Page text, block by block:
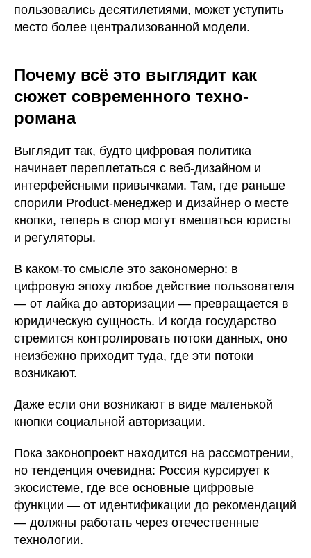
пользовались десятилетиями, может уступить
место более централизованной модели.
Почему всё это выглядит как
сюжет современного техно-
романа
Выглядит так, будто цифровая политика
начинает переплетаться с веб-дизайном и
интерфейсными привычками. Там, где раньше
спорили Product-менеджер и дизайнер о месте
кнопки, теперь в спор могут вмешаться юристы
и регуляторы.
В каком-то смысле это закономерно: в
цифровую эпоху любое действие пользователя
— от лайка до авторизации — превращается в
юридическую сущность. И когда государство
стремится контролировать потоки данных, оно
неизбежно приходит туда, где эти потоки
возникают.
Даже если они возникают в виде маленькой
кнопки социальной авторизации.
Пока законопроект находится на рассмотрении,
но тенденция очевидна: Россия курсирует к
экосистеме, где все основные цифровые
функции — от идентификации до рекомендаций
— должны работать через отечественные
технологии.